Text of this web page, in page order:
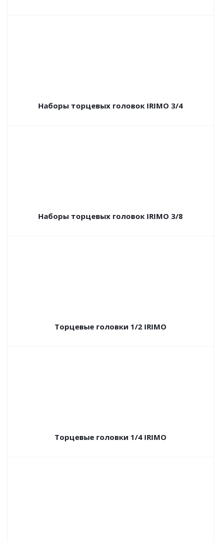
Наборы торцевых головок IRIMO 3/4
Наборы торцевых головок IRIMO 3/8
Торцевые головки 1/2 IRIMO
Торцевые головки 1/4 IRIMO